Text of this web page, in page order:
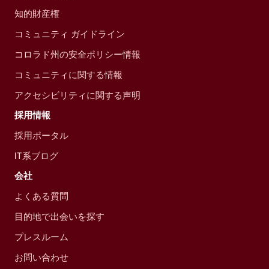
知的財産権
コミュニティ ガイドライン
コロラド州の安全ポリシー情報
コミュニティに関する情報
アクセシビリティに関する声明
採用情報
採用ポータル
IT系ブログ
会社
よくある質問
目的地で出会いを探す
プレスルーム
お問い合わせ